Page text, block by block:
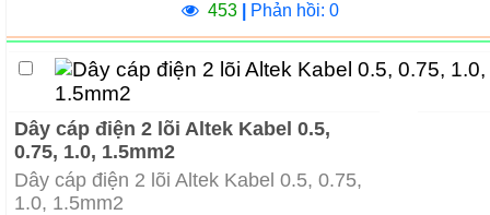
453 Phản hồi: 0
Dây cáp điện 2 lõi Altek Kabel 0.5,
0.75, 1.0, 1.5mm2
Dây cáp điện 2 lõi Altek Kabel 0.5, 0.75,
1.0, 1.5mm2